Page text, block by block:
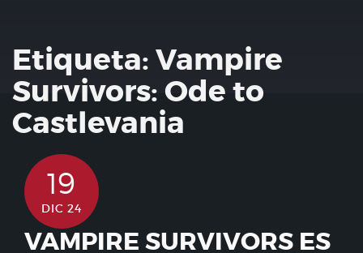
Etiqueta:Vampire
Survivors: Ode to
Castlevania
19
DIC 24
VAMPIRE SURVIVORS ES